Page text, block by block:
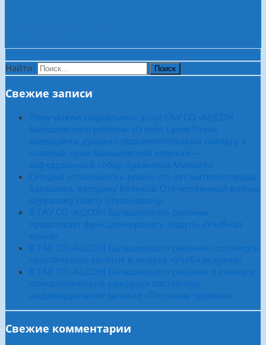
Найти:
Свежие записи
Получатели социальных услуг ГАУ СО «КЦСОН
Балашовского района» из села Сухая Елань
совершили духовно-просветительскую поездку в
главный храм Балашовской епархии —
кафедральный собор Архангела Михаила
Сегодня исполнилось ровно сто лет жителю города
Балашова, ветерану Великой Отечественной войны
Шувалову Павлу Степановичу.
В ГАУ СО «КЦСОН Балашовского района»
продолжает функционировать модуль «Учебная
кухня»
В ГАУ СО «КЦСОН Балашовского района» состоялось
практическое занятие в модуле «Учебная кухня»
В ГАУ СО «КЦСОН Балашовского района» в комнате
психологической разгрузки состоялось
индивидуальное занятие «Песочная терапия»
Свежие комментарии